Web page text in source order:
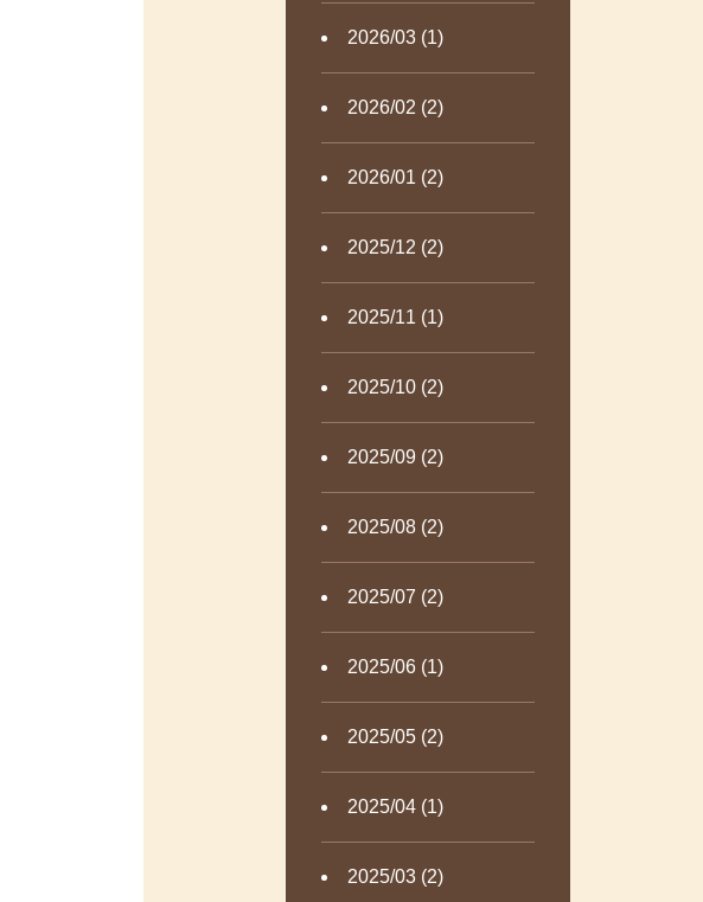
2026/03 (1)
2026/02 (2)
2026/01 (2)
2025/12 (2)
2025/11 (1)
2025/10 (2)
2025/09 (2)
2025/08 (2)
2025/07 (2)
2025/06 (1)
2025/05 (2)
2025/04 (1)
2025/03 (2)